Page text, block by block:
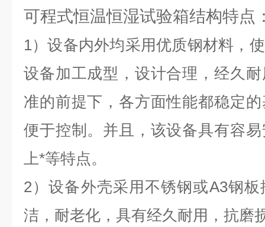
可程式恒温恒湿试验箱结构特点
1）设备内外均采用优质钢材料，
设备加工成型，设计合理，经久
准的前提下，各方面性能都稳定
便于控制。并且，该设备具有容
上*等特点。
2）设备外壳采用不锈钢或A3钢
洁，耐老化，具有经久耐用，抗磨